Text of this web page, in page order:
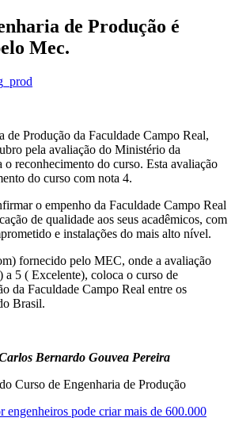
de Produção é
Mec.
de Produção da Faculdade Campo Real,
pela avaliação do Ministério da
reconhecimento do curso. Esta avaliação
do curso com nota 4.
o empenho da Faculdade Campo Real
de qualidade aos seus acadêmicos, com
e instalações do mais alto nível.
fornecido pelo MEC, onde a avaliação
a 5 ( Excelente), coloca o curso de
da Faculdade Campo Real entre os
Brasil.
Bernardo Gouvea Pereira
Curso de Engenharia de Produção
engenheiros pode criar mais de 600.000